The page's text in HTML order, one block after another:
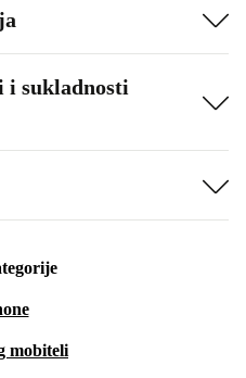
i sukladnosti
mobiteli